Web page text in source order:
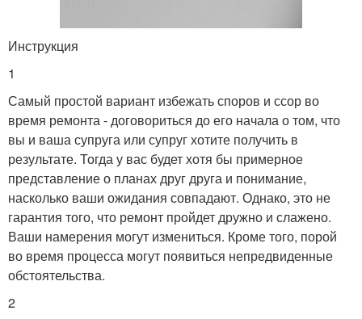
Инструкция
1
Самый простой вариант избежать споров и ссор во
время ремонта - договориться до его начала о том, что
вы и ваша супруга или супруг хотите получить в
результате. Тогда у вас будет хотя бы примерное
представление о планах друг друга и понимание,
насколько ваши ожидания совпадают. Однако, это не
гарантия того, что ремонт пройдет дружно и слажено.
Ваши намерения могут измениться. Кроме того, порой
во время процесса могут появиться непредвиденные
обстоятельства.
2